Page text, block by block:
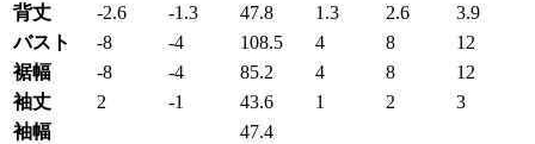
背丈
-2.6 -1.3 47.8 1.3 2.6
3.9
バスト
-8 -4 108.5 4 8
12
裾幅
-8 -4 85.2 4 8
12
袖丈
2 -1 43.6 1 2
3
袖幅
47.4